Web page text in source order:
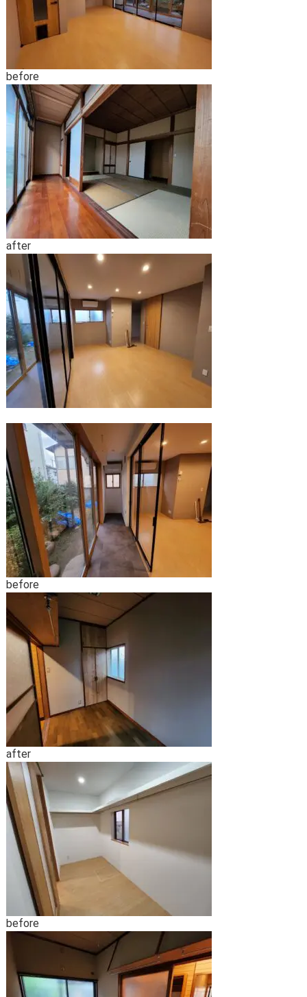
before
after
before
after
before